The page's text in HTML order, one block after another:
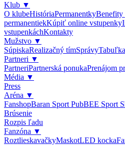
Klub ▼
O klubeHistóriaPermanentkyBenefity
permanentiekKúpiť online vstupenky
vstupenkáchKontakty
Mužstvo ▼
SúpiskaRealizačný tímSprávyTabuľka
Partneri ▼
PartneriPartnerská ponukaPrenájom
Média ▼
Press
Aréna ▼
FanshopBaran Sport PubBEE Sport
Brúsenie
Rozpis ľadu
Fanzóna ▼
RoztlieskavačkyMaskotLED kocka